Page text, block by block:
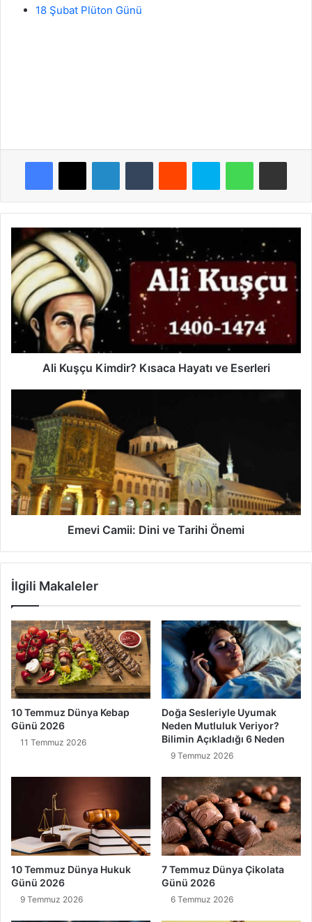
18 Şubat Plüton Günü
Facebook
X LinkedInTumblr Reddit Skype WhatsAppE-Posta ile
Kuşçu
Kimdir?
Kısaca
Hayatı
ve
Eserleri
Ali Kuşçu Kimdir? Kısaca Hayatı ve Eserleri
Dini
Tarihi
Önemi
Emevi Camii: Dini ve Tarihi Önemi
İlgili Makaleler
10 Temmuz Dünya Kebap
Günü 2026
11 Temmuz 2026
Doğa Sesleriyle Uyumak
Neden Mutluluk Veriyor?
Bilimin Açıkladığı 6 Neden
9 Temmuz 2026
10 Temmuz Dünya Hukuk
Günü 2026
9 Temmuz 2026
7 Temmuz Dünya Çikolata
Günü 2026
6 Temmuz 2026